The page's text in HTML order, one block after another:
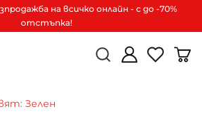
на всичко онлайн - с до -70%
отстъпка!
Зелен